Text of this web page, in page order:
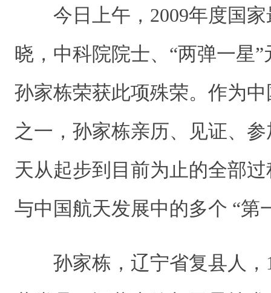
今日上午，2009年度国家
晓，中科院院士、“两弹一星
孙家栋荣获此项殊荣。作为
之一，孙家栋亲历、见证、
天从起步到目前为止的全部
与中国航天发展中的多个 “
孙家栋，辽宁省复县人，